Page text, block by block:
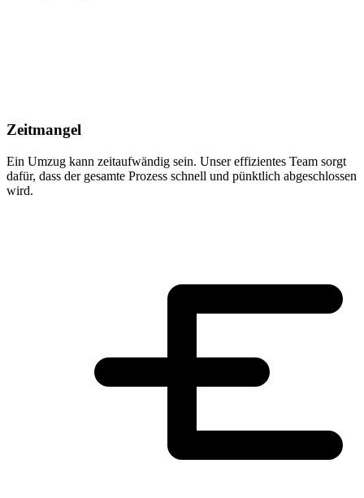
Zeitmangel
Ein Umzug kann zeitaufwändig sein. Unser effizientes Team sorgt
dafür, dass der gesamte Prozess schnell und pünktlich abgeschlossen
wird.